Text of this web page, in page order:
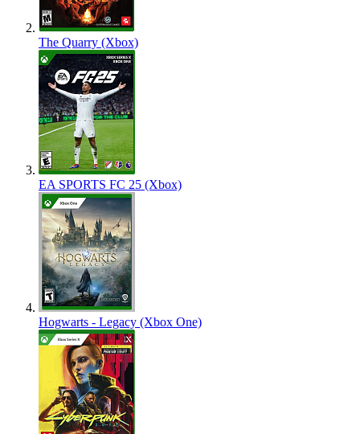
The Quarry (Xbox)
EA SPORTS FC 25 (Xbox)
Hogwarts - Legacy (Xbox One)